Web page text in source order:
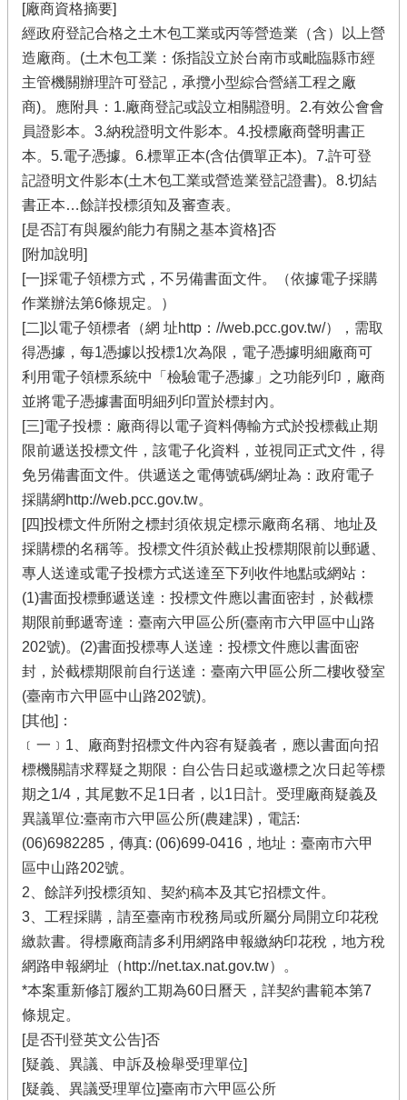
[廠商資格摘要]
經政府登記合格之土木包工業或丙等營造業（含）以上營
造廠商。(土木包工業：係指設立於台南市或毗臨縣市經
主管機關辦理許可登記，承攬小型綜合營繕工程之廠
商)。應附具：1.廠商登記或設立相關證明。2.有效公會會
員證影本。3.納稅證明文件影本。4.投標廠商聲明書正
本。5.電子憑據。6.標單正本(含估價單正本)。7.許可登
記證明文件影本(土木包工業或營造業登記證書)。8.切結
書正本…餘詳投標須知及審查表。
[是否訂有與履約能力有關之基本資格]否
[附加說明]
[一]採電子領標方式，不另備書面文件。（依據電子採購
作業辦法第6條規定。）
[二]以電子領標者（網 址http：//web.pcc.gov.tw/），需取
得憑據，每1憑據以投標1次為限，電子憑據明細廠商可
利用電子領標系統中「檢驗電子憑據」之功能列印，廠商
並將電子憑據書面明細列印置於標封內。
[三]電子投標：廠商得以電子資料傳輸方式於投標截止期
限前遞送投標文件，該電子化資料，並視同正式文件，得
免另備書面文件。供遞送之電傳號碼/網址為：政府電子
採購網http://web.pcc.gov.tw。
[四]投標文件所附之標封須依規定標示廠商名稱、地址及
採購標的名稱等。投標文件須於截止投標期限前以郵遞、
專人送達或電子投標方式送達至下列收件地點或網站：
(1)書面投標郵遞送達：投標文件應以書面密封，於截標
期限前郵遞寄達：臺南六甲區公所(臺南市六甲區中山路
202號)。(2)書面投標專人送達：投標文件應以書面密
封，於截標期限前自行送達：臺南六甲區公所二樓收發室
(臺南市六甲區中山路202號)。
[其他]：
﹝一﹞1、廠商對招標文件內容有疑義者，應以書面向招
標機關請求釋疑之期限：自公告日起或邀標之次日起等標
期之1/4，其尾數不足1日者，以1日計。受理廠商疑義及
異議單位:臺南市六甲區公所(農建課)，電話:
(06)6982285，傳真: (06)699-0416，地址：臺南市六甲
區中山路202號。
2、餘詳列投標須知、契約稿本及其它招標文件。
3、工程採購，請至臺南市稅務局或所屬分局開立印花稅
繳款書。得標廠商請多利用網路申報繳納印花稅，地方稅
網路申報網址（http://net.tax.nat.gov.tw）。
*本案重新修訂履約工期為60日曆天，詳契約書範本第7
條規定。
[是否刊登英文公告]否
[疑義、異議、申訴及檢舉受理單位]
[疑義、異議受理單位]臺南市六甲區公所